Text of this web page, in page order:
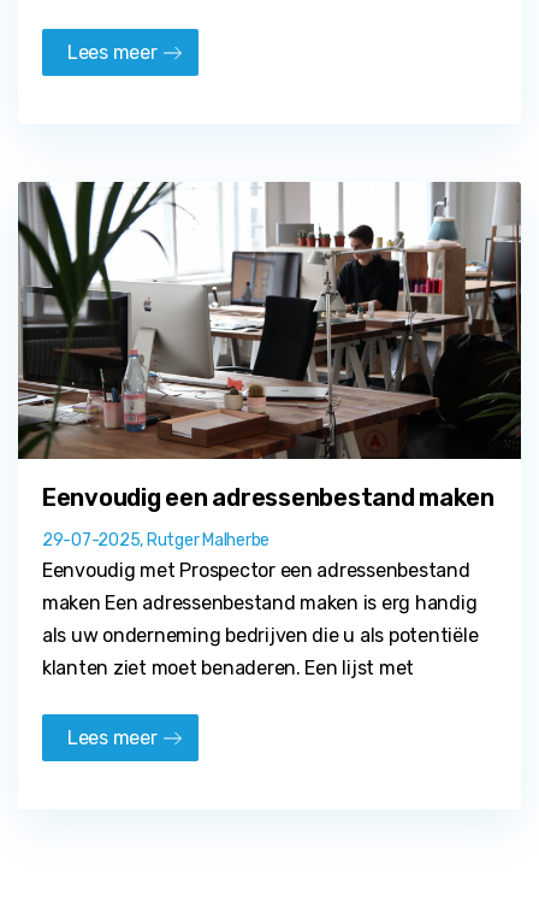
Lees meer
Eenvoudig een adressenbestand maken
29-07-2025, Rutger Malherbe
Eenvoudig met Prospector een adressenbestand
maken Een adressenbestand maken is erg handig
als uw onderneming bedrijven die u als potentiële
klanten ziet moet benaderen. Een lijst met
Lees meer